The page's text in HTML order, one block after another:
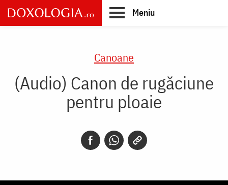
Skip
to
main
Meniu
Canoane
(Audio) Canon de rugăciune
pentru ploaie